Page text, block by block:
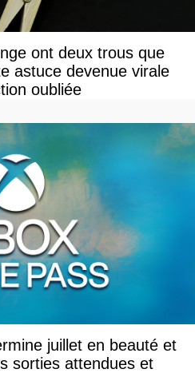
ont deux trous que
astuce devenue virale
oubliée
juillet en beauté et
sorties attendues et